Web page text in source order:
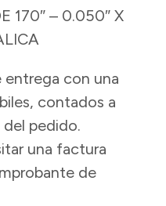
170″ – 0.050″ X
con una
contados a
pedido.
una factura
de